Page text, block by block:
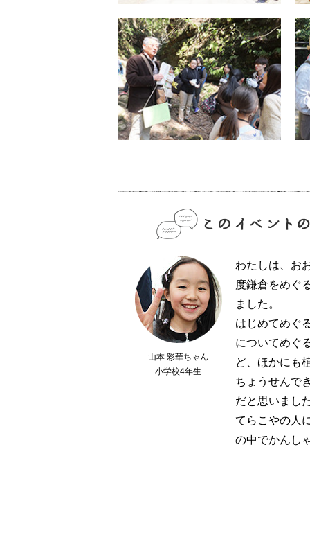
山本 彩華ちゃん
小学校4年生
わたしは、お
度鎌倉をめぐ
ました。
はじめてめぐ
についてめぐ
ど、ほかにも
ちょうせんで
だと思いまし
てらこやの人
の中でかんし